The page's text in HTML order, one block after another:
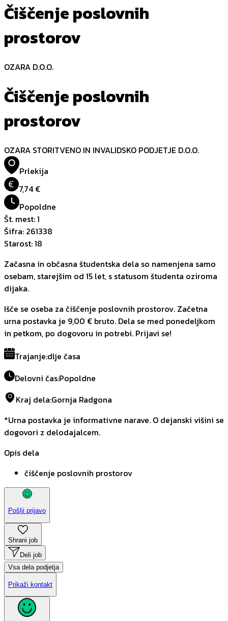
Čiščenje poslovnih
prostorov
OZARA D.O.O.
Čiščenje poslovnih
prostorov
OZARA STORITVENO IN INVALIDSKO PODJETJE D.O.O.
Prlekija
€ 7,74 €
Popoldne
Št. mest:1
Šifra: 261338
Starost:18
Začasna in občasna študentska dela so namenjena samo
osebam, starejšim od 15 let, s statusom študenta oziroma
dijaka.
Išče se oseba za čiščenje poslovnih prostorov. Začetna
urna postavka je 9,00 € bruto. Dela se med ponedeljkom
in petkom, po dogovoru in potrebi. Prijavi se!
Trajanje:dlje časa
Delovni čas:Popoldne
Kraj dela:Gornja Radgona
*Urna postavka je informativne narave. O dejanski višini se
dogovori z delodajalcem.
Opis dela
čiščenje poslovnih prostorov
Pošlji prijavo
Shrani job
Deli job
Vsa dela podjetja
Prikaži kontakt